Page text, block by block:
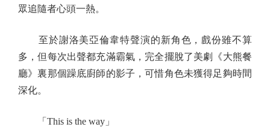
眾追隨者心頭一熱。
至於謝洛美亞倫韋特聲演的新角色，戲份雖不算
多，但每次出聲都充滿霸氣，完全擺脫了美劇《大熊餐
廳》裏那個躁底廚師的影子，可惜角色未獲得足夠時間
深化。
「This is the way」